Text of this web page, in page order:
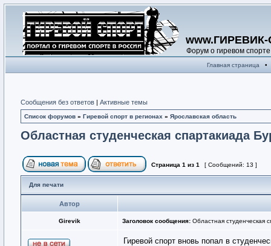
Форум о гиревом спорте
Главная страница •
Сообщения без ответов | Активные темы
Список форумов » Гиревой спорт в регионах » Ярославская область
Областная студенческая спартакиада
Страница 1 из 1 [ Сообщений: 13 ]
Для печати
Автор
Girevik Заголовок сообщения: Областная студенческая
Гиревой спорт вновь попал в